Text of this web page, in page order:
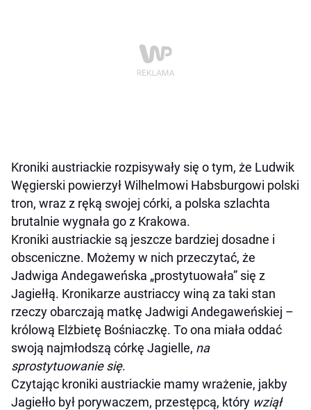
Kroniki austriackie rozpisywały się o tym, że Ludwik
Węgierski powierzył Wilhelmowi Habsburgowi polski
tron, wraz z ręką swojej córki, a polska szlachta
brutalnie wygnała go z Krakowa.
Kroniki austriackie są jeszcze bardziej dosadne i
obsceniczne. Możemy w nich przeczytać, że
Jadwiga Andegaweńska „prostytuowała” się z
Jagiełłą. Kronikarze austriaccy winą za taki stan
rzeczy obarczają matkę Jadwigi Andegaweńskiej –
królową Elżbietę Bośniaczkę. To ona miała oddać
swoją najmłodszą córkę Jagielle, na
sprostytuowanie się.
Czytając kroniki austriackie mamy wrażenie, jakby
Jagiełło był porywaczem, przestępcą, który wziął